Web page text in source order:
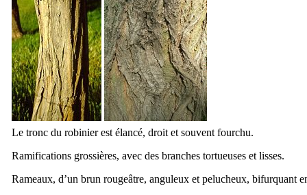
Le tronc du robinier est élancé, droit et souvent fourchu.
Ramifications grossières, avec des branches tortueuses et lisses.
Rameaux, d’un brun rougeâtre, anguleux et pelucheux, bifurquant